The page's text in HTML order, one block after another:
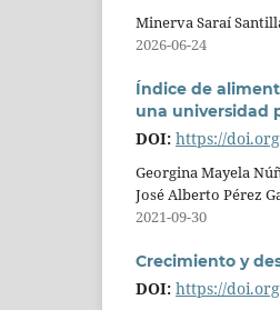
Minerva Saraí
2026-06-24
Índice de
una universidad
DOI: https://
Georgina Mayela
José Alberto Pérez
2021-09-30
Crecimiento y
DOI: https://